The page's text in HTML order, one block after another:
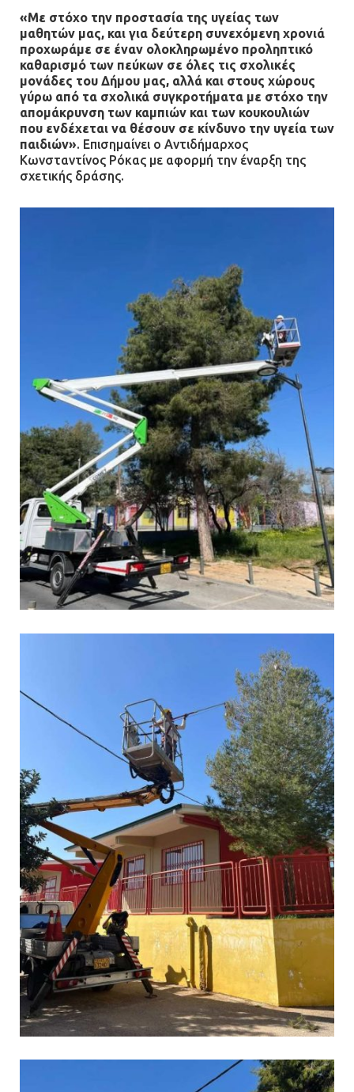
«Με στόχο την προστασία της υγείας των
μαθητών μας, και για δεύτερη συνεχόμενη χρονιά
προχωράμε σε έναν ολοκληρωμένο προληπτικό
καθαρισμό των πεύκων σε όλες τις σχολικές
μονάδες του Δήμου μας, αλλά και στους χώρους
γύρω από τα σχολικά συγκροτήματα με στόχο την
απομάκρυνση των καμπιών και των κουκουλιών
που ενδέχεται να θέσουν σε κίνδυνο την υγεία των
παιδιών». Επισημαίνει ο Αντιδήμαρχος
Κωνσταντίνος Ρόκας με αφορμή την έναρξη της
σχετικής δράσης.